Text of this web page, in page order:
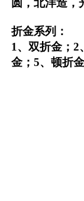
圆，北洋造，
折金系列：
1、双折金；2
金；5、顿折金